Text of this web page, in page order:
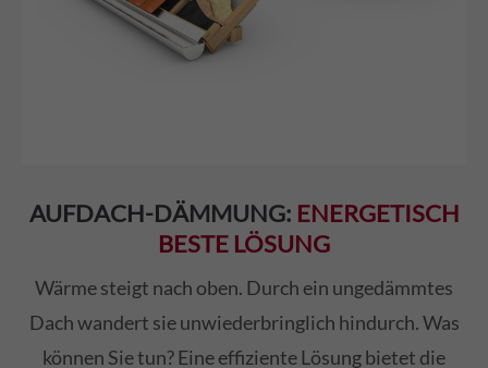
AUFDACH-DÄMMUNG: ENERGETISCH
BESTE LÖSUNG
Wärme steigt nach oben. Durch ein ungedämmtes
Dach wandert sie unwiederbringlich hindurch. Was
können Sie tun? Eine effiziente Lösung bietet die